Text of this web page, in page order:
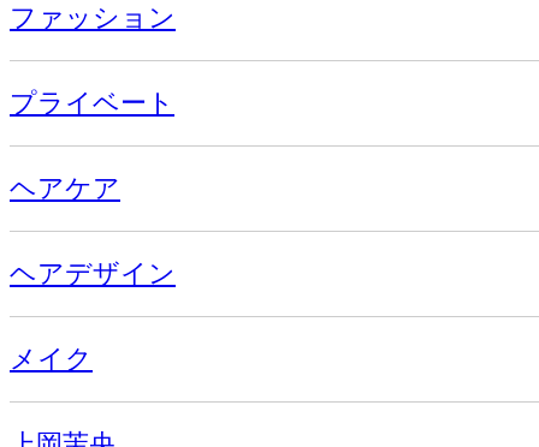
ファッション
プライベート
ヘアケア
ヘアデザイン
メイク